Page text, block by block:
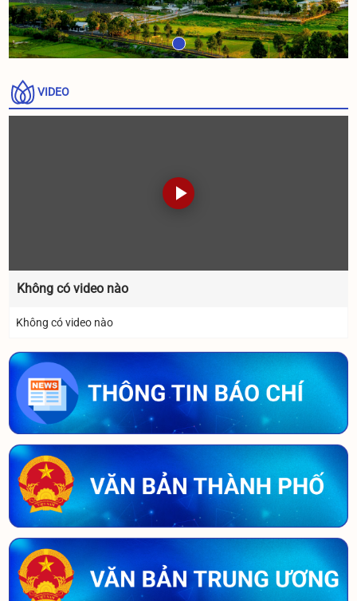
VIDEO
Không có video nào
Không có video nào